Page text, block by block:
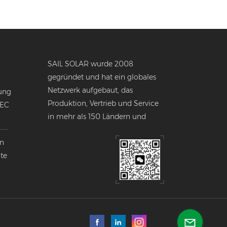
SAIL SOLAR wurde 2008
gegründet und hat ein globales
Netzwerk aufgebaut, das
Produktion, Vertrieb und Service
in mehr als 150 Ländern und